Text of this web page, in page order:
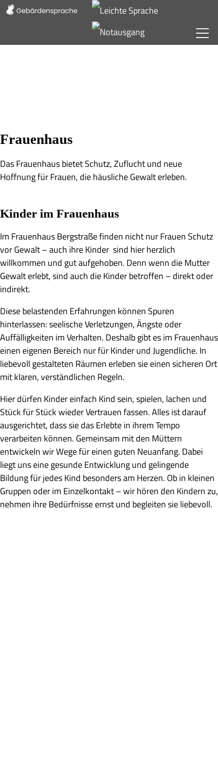
Frauenhaus
Das Frauenhaus bietet Schutz, Zuflucht und neue
Hoffnung für Frauen, die häusliche Gewalt erleben.
Kinder im Frauenhaus
Im Frauenhaus Bergstraße finden nicht nur Frauen Schutz
vor Gewalt – auch ihre Kinder sind hier herzlich
willkommen und gut aufgehoben. Denn wenn die Mutter
Gewalt erlebt, sind auch die Kinder betroffen – direkt oder
indirekt.
Diese belastenden Erfahrungen können Spuren
hinterlassen: seelische Verletzungen, Ängste oder
Auffälligkeiten im Verhalten. Deshalb gibt es im Frauenhaus
einen eigenen Bereich nur für Kinder und Jugendliche. In
liebevoll gestalteten Räumen erleben sie einen sicheren Ort
mit klaren, verständlichen Regeln.
Hier dürfen Kinder einfach Kind sein, spielen, lachen und
Stück für Stück wieder Vertrauen fassen. Alles ist darauf
ausgerichtet, dass sie das Erlebte in ihrem Tempo
verarbeiten können. Gemeinsam mit den Müttern
entwickeln wir Wege für einen guten Neuanfang. Dabei
liegt uns eine gesunde Entwicklung und gelingende
Bildung für jedes Kind besonders am Herzen. Ob in kleinen
Gruppen oder im Einzelkontakt – wir hören den Kindern zu,
nehmen ihre Bedürfnisse ernst und begleiten sie liebevoll.